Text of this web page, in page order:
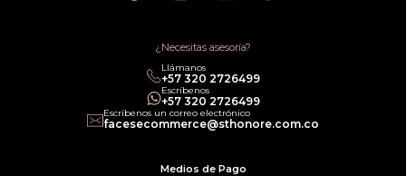
Política legal de Gift Cards¿Necesitas asesoría?
Llámanos
‎+57 320 2726499
Escríbenos
‎+57 320 2726499
Escríbenos un correo electrónico
facesecommerce@sthonore.com.co
Medios de Pago